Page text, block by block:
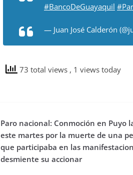
#BancoDeGuayaquil
— Juan José Calderón
73 total views , 1 views today
Paro nacional: Conmoción en Puyo
este martes por la muerte de una
que participaba en las
desmiente su accionar